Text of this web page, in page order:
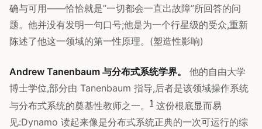
确与可用——恰恰就是”一切都会一直出故障”所回答的问
题。他并没有发明一句口号;他是为一个行星级的受众,重新
陈述了他这一领域的第一性原理。(塑造性影响)
Andrew Tanenbaum 与分布式系统学界。
他的自由大学
博士学位,部分由 Tanenbaum 指导,后者是该领域操作系统
与分布式系统的奠基性教师之一。
1 这份根底显而易
见:Dynamo 读起来像是分布式系统正典的一次可运行的综